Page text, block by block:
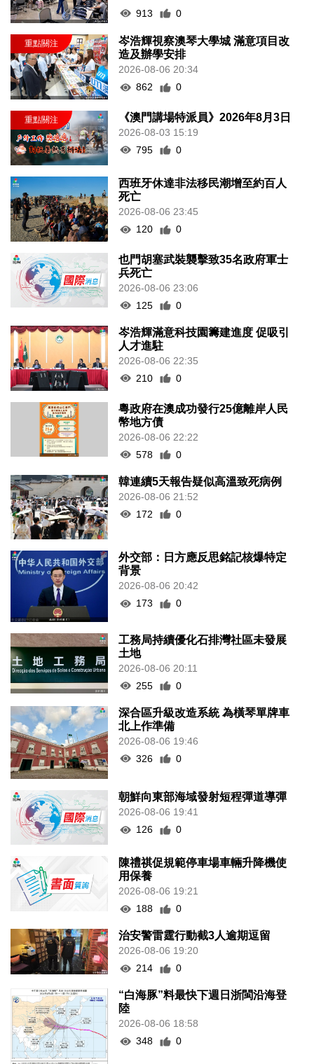
913
0
岑浩輝視察澳琴大學城 滿意項目改
造及辦學安排
2026-08-06 20:34
862
0
《澳門講場特派員》2026年8月3日
2026-08-03 15:19
795
0
西班牙休達非法移民潮增至約百人
死亡
2026-08-06 23:45
120
0
也門胡塞武裝襲擊致35名政府軍士
兵死亡
2026-08-06 23:06
125
0
岑浩輝滿意科技園籌建進度 促吸引
人才進駐
2026-08-06 22:35
210
0
粵政府在澳成功發行25億離岸人民
幣地方債
2026-08-06 22:22
578
0
韓連續5天報告疑似高溫致死病例
2026-08-06 21:52
172
0
外交部：日方應反思銘記核爆特定
背景
2026-08-06 20:42
173
0
工務局持續優化石排灣社區未發展
土地
2026-08-06 20:11
255
0
深合區升級改造系統 為橫琴單牌車
北上作準備
2026-08-06 19:46
326
0
朝鮮向東部海域發射短程彈道導彈
2026-08-06 19:41
126
0
陳禮祺促規範停車場車輛升降機使
用保養
2026-08-06 19:21
188
0
治安警雷霆行動截3人逾期逗留
2026-08-06 19:20
214
0
“白海豚”料最快下週日浙閩沿海登
陸
2026-08-06 18:58
348
0